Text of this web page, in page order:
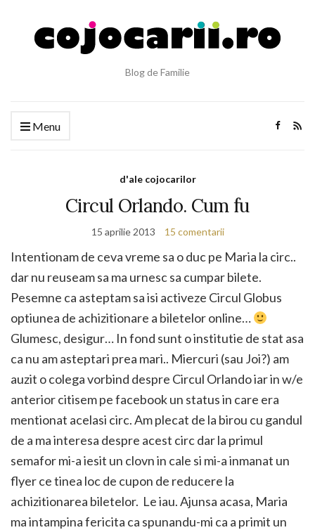
Blog de Familie
Menu
d'ale cojocarilor
Circul Orlando. Cum fu
15 aprilie 2013 15 comentarii
Intentionam de ceva vreme sa o duc pe Maria la circ..
dar nu reuseam sa ma urnesc sa cumpar bilete.
Pesemne ca asteptam sa isi activeze Circul Globus
optiunea de achizitionare a biletelor online…
Glumesc, desigur… In fond sunt o institutie de stat asa
ca nu am asteptari prea mari.. Miercuri (sau Joi?) am
auzit o colega vorbind despre Circul Orlando iar in w/e
anterior citisem pe facebook un status in care era
mentionat acelasi circ. Am plecat de la birou cu gandul
de a ma interesa despre acest circ dar la primul
semafor mi-a iesit un clovn in cale si mi-a inmanat un
flyer ce tinea loc de cupon de reducere la
achizitionarea biletelor. Le iau. Ajunsa acasa, Maria
ma intampina fericita ca spunandu-mi ca a primit un